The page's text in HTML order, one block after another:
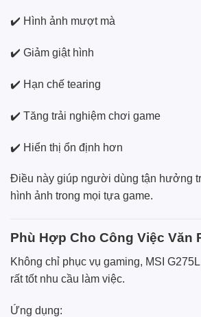
✔️ Hình ảnh mượt mà
✔️ Giảm giật hình
✔️ Hạn chế tearing
✔️ Tăng trải nghiệm chơi game
✔️ Hiển thị ổn định hơn
Điều này giúp người dùng tận hưởng
hình ảnh trong mọi tựa game.
Phù Hợp Cho Công Việc Văn
Không chỉ phục vụ gaming, MSI
rất tốt nhu cầu làm việc.
Ứng dụng: